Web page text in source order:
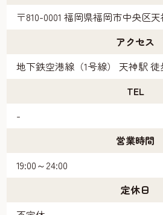
〒810-0001 福岡県福岡市中央区
アクセス
地下鉄空港線（1号線） 天神駅 徒
TEL
-
営業時間
19:00～24:00
定休日